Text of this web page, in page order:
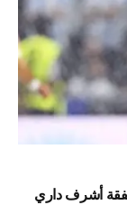
أشرف داري